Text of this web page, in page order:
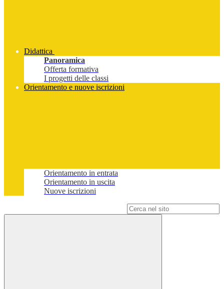
Didattica
Panoramica
Offerta formativa
I progetti delle classi
Orientamento e nuove iscrizioni
Orientamento in entrata
Orientamento in uscita
Nuove iscrizioni